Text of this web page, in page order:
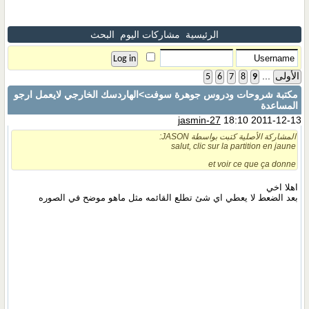
الرئيسية مشاركات اليوم البحث
الأولى 5 6 7 8 9
مكتبة شروحات ودروس جوهرة سوفت>الهاردسك الخارجي لايعمل ارجو
المساعدة
jasmin-27 18:10 2011-12-13
المشاركة الأصلية كتبت بواسطة JASON:
salut, clic sur la partition en jaune
et voir ce que ça donne
اهلا اخي
بعد الضعط لا يعطي اي شئ تطلع القائمه مثل ماهو موضح في الصوره